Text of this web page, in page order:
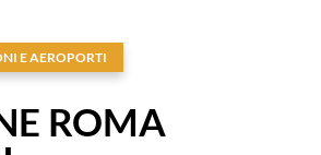
E AEROPORTI
ROMA